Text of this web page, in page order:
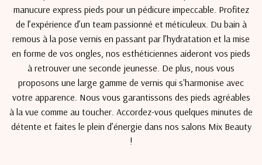
manucure express pieds pour un pédicure impeccable. Profitez
de l’expérience d’un team passionné et méticuleux. Du bain à
remous à la pose vernis en passant par l’hydratation et la mise
en forme de vos ongles, nos esthéticiennes aideront vos pieds
à retrouver une seconde jeunesse. De plus, nous vous
proposons une large gamme de vernis qui s'harmonise avec
votre apparence. Nous vous garantissons des pieds agréables
à la vue comme au toucher. Accordez-vous quelques minutes de
détente et faites le plein d’énergie dans nos salons Mix Beauty
!